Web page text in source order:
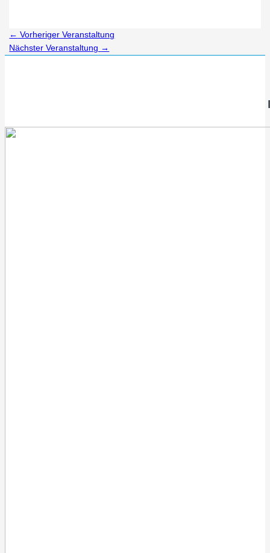
← Vorheriger Veranstaltung
Nächster Veranstaltung →